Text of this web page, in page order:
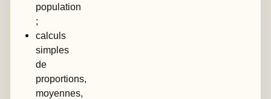
population
;
calculs
simples
de
proportions,
moyennes,